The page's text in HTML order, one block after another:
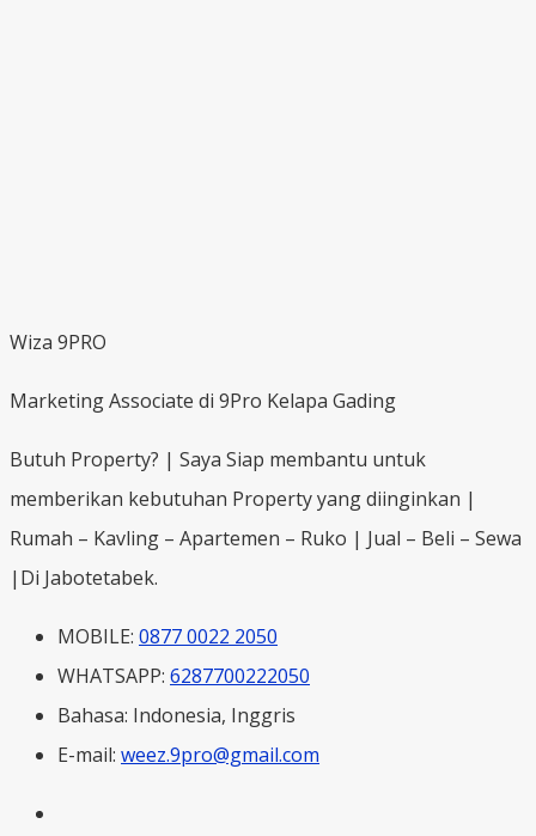
Wiza 9PRO
Marketing Associate di 9Pro Kelapa Gading
Butuh Property? | Saya Siap membantu untuk
memberikan kebutuhan Property yang diinginkan |
Rumah – Kavling – Apartemen – Ruko | Jual – Beli – Sewa
|Di Jabotetabek.
MOBILE: 0877 0022 2050
WHATSAPP: 6287700222050
Bahasa: Indonesia, Inggris
E-mail: weez.9pro@gmail.com